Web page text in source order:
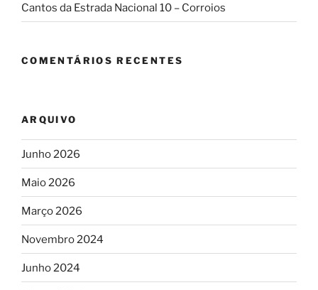
Cantos da Estrada Nacional 10 – Corroios
COMENTÁRIOS RECENTES
ARQUIVO
Junho 2026
Maio 2026
Março 2026
Novembro 2024
Junho 2024